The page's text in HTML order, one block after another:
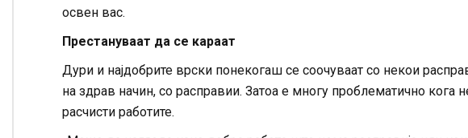
освен вас.
Престануваат да се караат
Дури и најдобрите врски понекогаш се соочуваат со некои
на здрав начин, со расправии. Затоа е многу проблематично кога
расчисти работите.